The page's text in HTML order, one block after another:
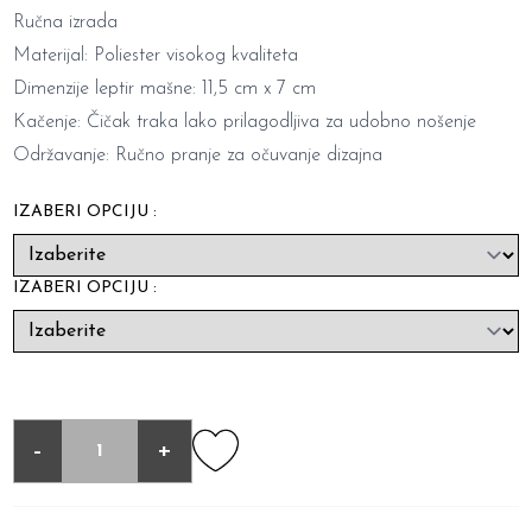
Ručna izrada
Materijal: Poliester visokog kvaliteta
Dimenzije leptir mašne: 11,5 cm x 7 cm
Kačenje: Čičak traka lako prilagodljiva za udobno nošenje
Održavanje: Ručno pranje za očuvanje dizajna
IZABERI OPCIJU :
IZABERI OPCIJU :
- +